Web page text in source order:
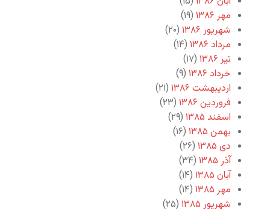
مهر ۱۳۸۶
(۱۹)
شهریور ۱۳۸۶
(۲۰)
مرداد ۱۳۸۶
(۱۴)
تیر ۱۳۸۶
(۱۷)
خرداد ۱۳۸۶
(۹)
اردیبهشت ۱۳۸۶
(۲۱)
فروردین ۱۳۸۶
(۲۳)
اسفند ۱۳۸۵
(۲۹)
بهمن ۱۳۸۵
(۱۶)
دی ۱۳۸۵
(۲۶)
آذر ۱۳۸۵
(۳۴)
آبان ۱۳۸۵
(۱۴)
مهر ۱۳۸۵
(۱۴)
شهریور ۱۳۸۵
(۲۵)